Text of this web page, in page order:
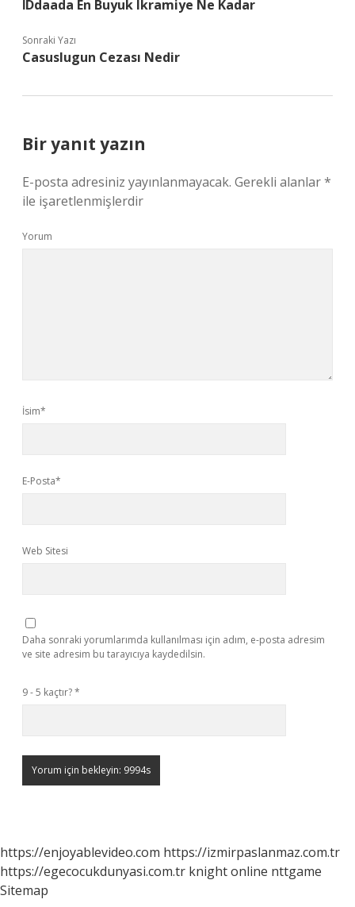
İDdaada En Buyuk Ikramiye Ne Kadar
Sonraki Yazı
Casuslugun Cezası Nedir
Bir yanıt yazın
E-posta adresiniz yayınlanmayacak. Gerekli alanlar*
ile işaretlenmişlerdir
Yorum
İsim*
E-Posta*
Web Sitesi
Daha sonraki yorumlarımda kullanılması için adım, e-posta adresim
ve site adresim bu tarayıcıya kaydedilsin.
9 - 5 kaçtır?*
https://enjoyablevideo.com https://izmirpaslanmaz.com.tr
https://egecocukdunyasi.com.tr knight online nttgame
Sitemap